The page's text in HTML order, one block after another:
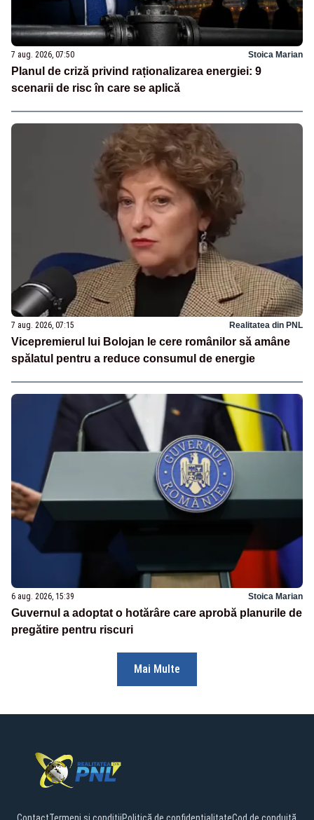
7 aug. 2026, 07:50 Stoica Marian
Planul de criză privind raționalizarea energiei: 9
scenarii de risc în care se aplică
7 aug. 2026, 07:15 Realitatea din PNL
Vicepremierul lui Bolojan le cere românilor să amâne
spălatul pentru a reduce consumul de energie
6 aug. 2026, 15:39 Stoica Marian
Guvernul a adoptat o hotărâre care aprobă planurile de
pregătire pentru riscuri
Mai Multe